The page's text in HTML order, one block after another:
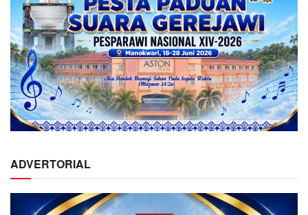
ADVERTORIAL